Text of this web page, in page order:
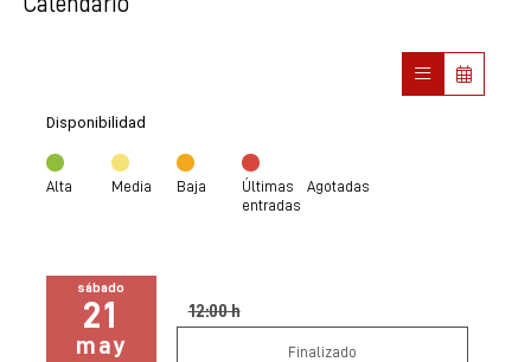
Disponibilidad
Alta Media Baja
Últimas
entradas
Agotadas
sábado
21
may
12:00 h
Finalizado